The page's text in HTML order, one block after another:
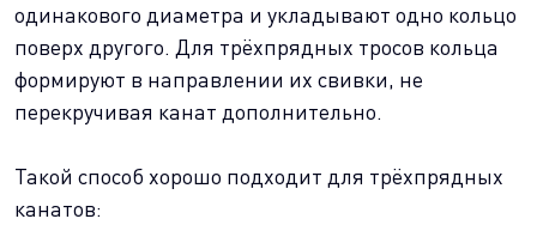
одинакового диаметра и укладывают одно кольцо
поверх другого. Для трёхпрядных тросов кольца
формируют в направлении их свивки, не
перекручивая канат дополнительно.
Такой способ хорошо подходит для трёхпрядных
канатов: